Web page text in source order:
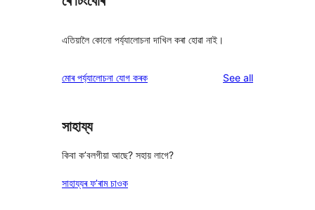
এতিয়ালৈ কোনো পৰ্য্যালোচনা দাখিল কৰা হোৱা নাই।
মোৰ পৰ্য্যালোচনা যোগ কৰক See allreviews
সাহায্য
কিবা ক’বলগীয়া আছে? সহায় লাগে?
সাহায্যৰ ফ’ৰাম চাওক